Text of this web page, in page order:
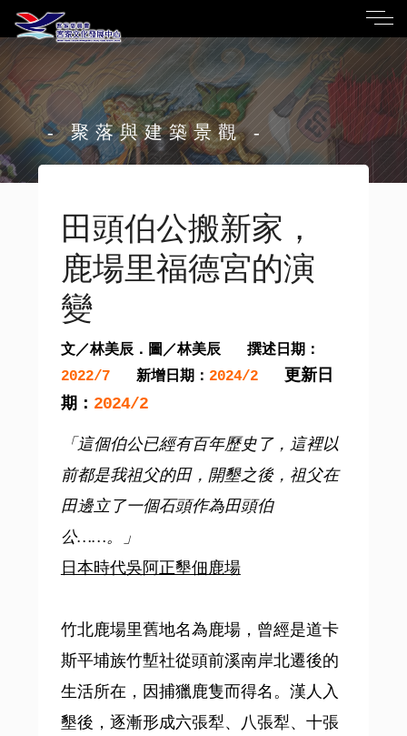
- 聚落與建築景觀 -
田頭伯公搬新家，
鹿場里福德宮的演
變
文／林美辰．圖／林美辰 撰述日期：
2022/7 新增日期： 2024/2
更新日
期： 2024/2
「這個伯公已經有百年歷史了，這裡以
前都是我祖父的田，開墾之後，祖父在
田邊立了一個石頭作為田頭伯
公……。」
日本時代吳阿正墾佃鹿場
竹北鹿場里舊地名為鹿場，曾經是道卡
斯平埔族竹塹社從頭前溪南岸北遷後的
生活所在，因捕獵鹿隻而得名。漢人入
墾後，逐漸形成六張犁、八張犁、十張